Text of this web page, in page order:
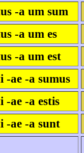
us -a um sum
us -a um es
us -a um est
i -ae -a sumus
i -ae -a estis
i -ae -a sunt